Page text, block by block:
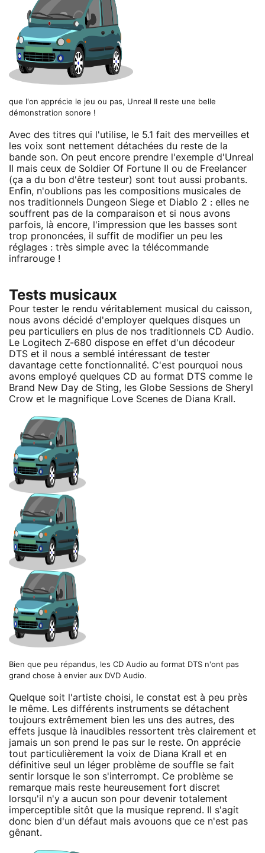
que l'on apprécie le jeu ou pas, Unreal II reste une belle
démonstration sonore !
Avec des titres qui l'utilise, le 5.1 fait des merveilles et
les voix sont nettement détachées du reste de la
bande son. On peut encore prendre l'exemple d'Unreal
II mais ceux de Soldier Of Fortune II ou de Freelancer
(ça a du bon d'être testeur) sont tout aussi probants.
Enfin, n'oublions pas les compositions musicales de
nos traditionnels Dungeon Siege et Diablo 2 : elles ne
souffrent pas de la comparaison et si nous avons
parfois, là encore, l'impression que les basses sont
trop prononcées, il suffit de modifier un peu les
réglages : très simple avec la télécommande
infrarouge !
Tests musicaux
Pour tester le rendu véritablement musical du caisson,
nous avons décidé d'employer quelques disques un
peu particuliers en plus de nos traditionnels CD Audio.
Le Logitech Z-680 dispose en effet d'un décodeur
DTS et il nous a semblé intéressant de tester
davantage cette fonctionnalité. C'est pourquoi nous
avons employé quelques CD au format DTS comme le
Brand New Day de Sting, les Globe Sessions de Sheryl
Crow et le magnifique Love Scenes de Diana Krall.
Bien que peu répandus, les CD Audio au format DTS n'ont pas
grand chose à envier aux DVD Audio.
Quelque soit l'artiste choisi, le constat est à peu près
le même. Les différents instruments se détachent
toujours extrêmement bien les uns des autres, des
effets jusque là inaudibles ressortent très clairement et
jamais un son prend le pas sur le reste. On apprécie
tout particulièrement la voix de Diana Krall et en
définitive seul un léger problème de souffle se fait
sentir lorsque le son s'interrompt. Ce problème se
remarque mais reste heureusement fort discret
lorsqu'il n'y a aucun son pour devenir totalement
imperceptible sitôt que la musique reprend. Il s'agit
donc bien d'un défaut mais avouons que ce n'est pas
gênant.